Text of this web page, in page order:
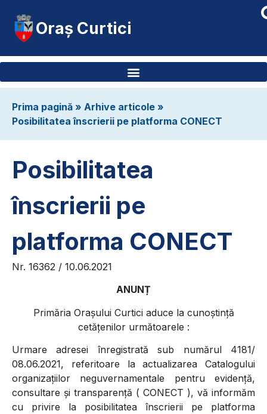
Oraș Curtici
Prima pagină » Arhive articole »
Posibilitatea înscrierii pe platforma CONECT
Posibilitatea
înscrierii pe
platforma CONECT
Nr. 16362 / 10.06.2021
ANUNȚ
Primăria Orașului Curtici aduce la cunoștință
cetățenilor următoarele :
Urmare adresei înregistrată sub numărul 4181/
08.06.2021, referitoare la actualizarea Catalogului
organizațiilor neguvernamentale pentru evidență,
consultare și transparență ( CONECT ), vă informăm
cu privire la posibilitatea înscrierii pe platforma